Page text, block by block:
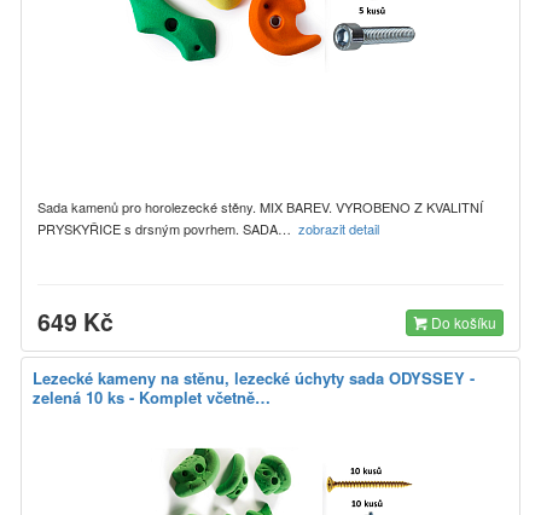
Sada kamenů pro horolezecké stěny. MIX BAREV. VYROBENO Z KVALITNÍ
PRYSKYŘICE s drsným povrhem. SADA… zobrazit detail
649 Kč Do košíku
Lezecké kameny na stěnu, lezecké úchyty sada ODYSSEY -
zelená 10 ks - Komplet včetně…